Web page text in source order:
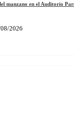
manzano en el Auditorio
2026